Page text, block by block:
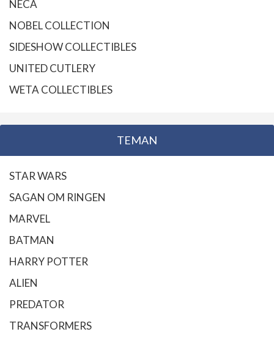
NECA
NOBEL COLLECTION
SIDESHOW COLLECTIBLES
UNITED CUTLERY
WETA COLLECTIBLES
TEMAN
STAR WARS
SAGAN OM RINGEN
MARVEL
BATMAN
HARRY POTTER
ALIEN
PREDATOR
TRANSFORMERS